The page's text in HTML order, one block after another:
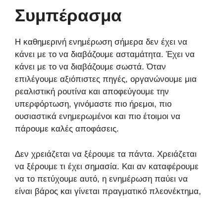
Συμπέρασμα
Η καθημερινή ενημέρωση σήμερα δεν έχει να
κάνει με το να διαβάζουμε ασταμάτητα. Έχει να
κάνει με το να διαβάζουμε σωστά. Όταν
επιλέγουμε αξιόπιστες πηγές, οργανώνουμε μια
ρεαλιστική ρουτίνα και αποφεύγουμε την
υπερφόρτωση, γινόμαστε πιο ήρεμοι, πιο
ουσιαστικά ενημερωμένοι και πιο έτοιμοι να
πάρουμε καλές αποφάσεις.
Δεν χρειάζεται να ξέρουμε τα πάντα. Χρειάζεται
να ξέρουμε τι έχει σημασία. Και αν καταφέρουμε
να το πετύχουμε αυτό, η ενημέρωση παύει να
είναι βάρος και γίνεται πραγματικό πλεονέκτημα,